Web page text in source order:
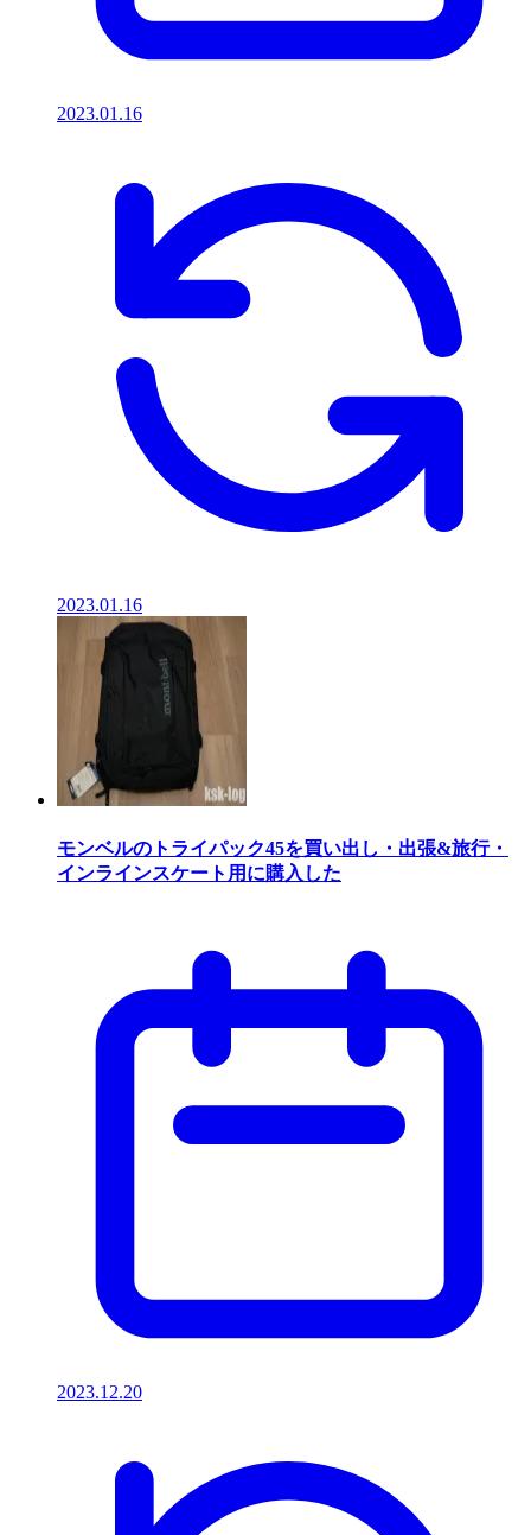
2023.01.16
2023.01.16
モンベルのトライパック45を買い出し・出張&旅行・
インラインスケート用に購入した
2023.12.20